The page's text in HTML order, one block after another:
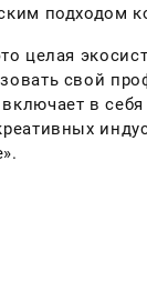
подходом
целая
свой
в